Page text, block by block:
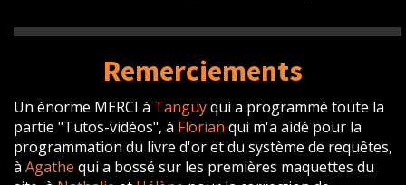
Remerciements
Un énorme MERCI à Tanguyqui a programmé toute la
partie "Tutos-vidéos", à Florian qui m'a aidé pour la
programmation du livre d'or et du système de requêtes,
à Agathe qui a bossé sur les premières maquettes du